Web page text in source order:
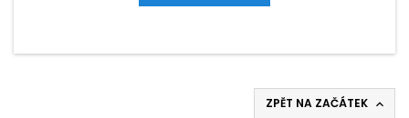
ZPĚT NA ZAČÁTEK 